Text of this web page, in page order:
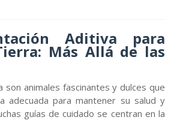
Aditiva para
Más Allá de las
animales fascinantes y dulces que
adecuada para mantener su salud y
guías de cuidado se centran en la